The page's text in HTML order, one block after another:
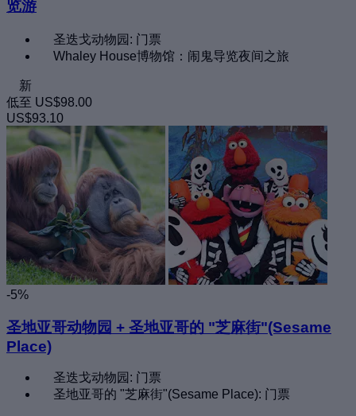
览游
圣迭戈动物园: 门票
Whaley House博物馆：闹鬼导览夜间之旅
新
低至 US$98.00
US$93.10
-5%
圣地亚哥动物园 + 圣地亚哥的 "芝麻街"(Sesame
Place)
圣迭戈动物园: 门票
圣地亚哥的 "芝麻街"(Sesame Place): 门票